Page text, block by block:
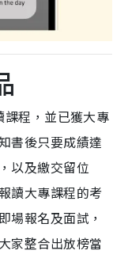
課程，並已獲大專
書後只要成績達
以及繳交留位
讀大專課程的考
場報名及面試，
家整合出放榜當